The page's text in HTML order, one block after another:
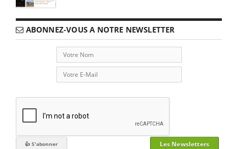
ABONNEZ-VOUS A NOTRE NEWSLETTER
Les Newsletters